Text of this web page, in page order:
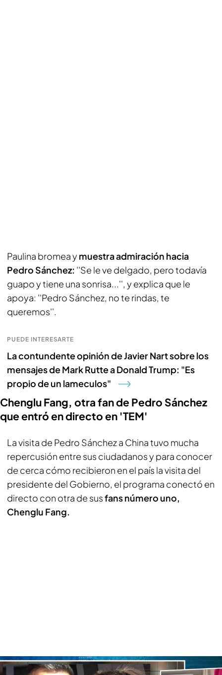
Paulina bromea y muestra admiración hacia
Pedro Sánchez: ''Se le ve delgado, pero todavía
guapo y tiene una sonrisa...'', y explica que le
apoya: ''Pedro Sánchez, no te rindas, te
queremos''.
PUEDE INTERESARTE
La contundente opinión de Javier Nart sobre los
mensajes de Mark Rutte a Donald Trump: "Es
propio de un lameculos"
Chenglu Fang, otra fan de Pedro Sánchez
que entró en directo en 'TEM'
La visita de Pedro Sánchez a China tuvo mucha
repercusión entre sus ciudadanos y para conocer
de cerca cómo recibieron en el país la visita del
presidente del Gobierno, el programa conectó en
directo con otra de susfans número uno,
Chenglu Fang.
La fan número uno de Pedro Sánchez, Chenglu Fang, cuenta cómo ven al
presidente: ''Tiene una imagen positiva, mejor que Trump''